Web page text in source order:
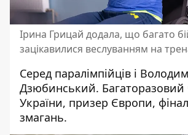
Ірина Грицай додала, що багато
зацікавилися веслуванням на
Серед паралімпійців і
Дзюбинський. Багаторазовий
України, призер Європи,
змагань.